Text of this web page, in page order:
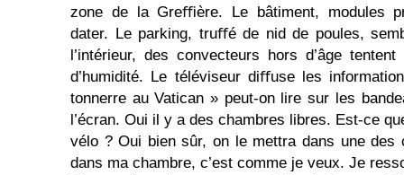
zone de la Greﬃère. Le bâtiment, modules
dater. Le parking, truﬀé de nid de poules,
l’intérieur, des convecteurs hors d’âge
d’humidité. Le téléviseur diﬀuse les
tonnerre au Vatican » peut-on lire sur les
l’écran. Oui il y a des chambres libres. Est-ce
vélo ? Oui bien sûr, on le mettra dans une des
dans ma chambre, c’est comme je veux. Je